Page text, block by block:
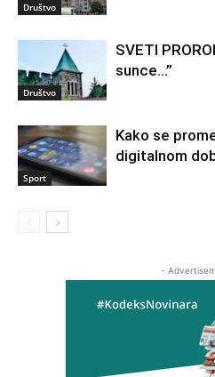
Društvo
Društvo
SVETI
sunce…”
Sport
Kako se
digitalnom
-